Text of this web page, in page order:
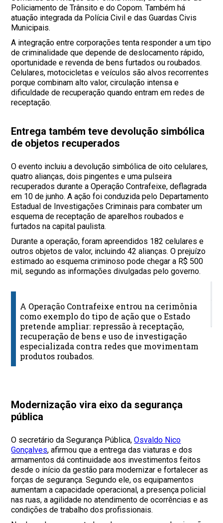
Policiamento de Trânsito e do Copom. Também há
atuação integrada da Polícia Civil e das Guardas Civis
Municipais.
A integração entre corporações tenta responder a um tipo
de criminalidade que depende de deslocamento rápido,
oportunidade e revenda de bens furtados ou roubados.
Celulares, motocicletas e veículos são alvos recorrentes
porque combinam alto valor, circulação intensa e
dificuldade de recuperação quando entram em redes de
receptação.
Entrega também teve devolução simbólica
de objetos recuperados
O evento incluiu a devolução simbólica de oito celulares,
quatro alianças, dois pingentes e uma pulseira
recuperados durante a Operação Contrafeixe, deflagrada
em 10 de junho. A ação foi conduzida pelo Departamento
Estadual de Investigações Criminais para combater um
esquema de receptação de aparelhos roubados e
furtados na capital paulista.
Durante a operação, foram apreendidos 182 celulares e
outros objetos de valor, incluindo 42 alianças. O prejuízo
estimado ao esquema criminoso pode chegar a R$ 500
mil, segundo as informações divulgadas pelo governo.
A Operação Contrafeixe entrou na cerimônia
como exemplo do tipo de ação que o Estado
pretende ampliar: repressão à receptação,
recuperação de bens e uso de investigação
especializada contra redes que movimentam
produtos roubados.
Modernização vira eixo da segurança
pública
O secretário da Segurança Pública,Osvaldo Nico
Gonçalves, afirmou que a entrega das viaturas e dos
armamentos dá continuidade aos investimentos feitos
desde o início da gestão para modernizar e fortalecer as
forças de segurança. Segundo ele, os equipamentos
aumentam a capacidade operacional, a presença policial
nas ruas, a agilidade no atendimento de ocorrências e as
condições de trabalho dos profissionais.